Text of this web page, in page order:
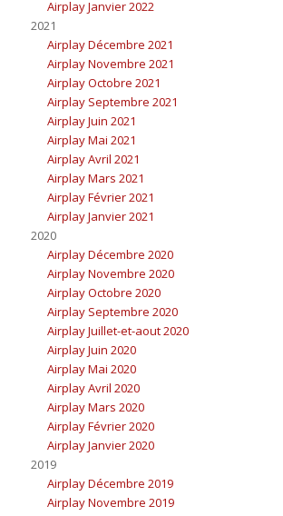
Airplay Janvier 2022
2021
Airplay Décembre 2021
Airplay Novembre 2021
Airplay Octobre 2021
Airplay Septembre 2021
Airplay Juin 2021
Airplay Mai 2021
Airplay Avril 2021
Airplay Mars 2021
Airplay Février 2021
Airplay Janvier 2021
2020
Airplay Décembre 2020
Airplay Novembre 2020
Airplay Octobre 2020
Airplay Septembre 2020
Airplay Juillet-et-aout 2020
Airplay Juin 2020
Airplay Mai 2020
Airplay Avril 2020
Airplay Mars 2020
Airplay Février 2020
Airplay Janvier 2020
2019
Airplay Décembre 2019
Airplay Novembre 2019